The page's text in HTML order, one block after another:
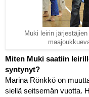
Muki leirin
Miten Muki saatiin
syntynyt?
Marina Rönkkö on
siellä seitsemän vuotta.